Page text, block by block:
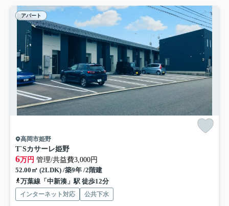
アパート
高岡市姫野
T`Sカサーレ姫野
6万円 管理/共益費3,000円
52.00㎡ (2LDK) /築9年 /2階建
万葉線「中新湊」駅 徒歩12分
インターネット対応 公共下水